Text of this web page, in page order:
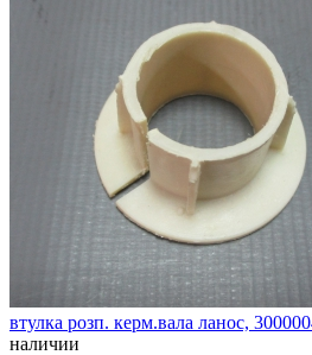
втулка розп. керм.вала ланос,
наличии